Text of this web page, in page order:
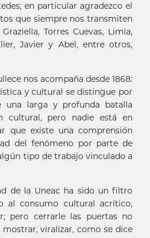
en particular agradezco el
que siempre nos transmiten
Torres Cuevas, Limia,
Javier y Abel, entre otros,
nos acompaña desde 1868:
y cultural se distingue por
una larga y profunda batalla
cultural, pero nadie está en
que existe una comprensión
del fenómeno por parte de
tipo de trabajo vinculado a
de la Uneac ha sido un filtro
al consumo cultural acrítico,
pero cerrarle las puertas no
mostrar, viralizar, como se dice